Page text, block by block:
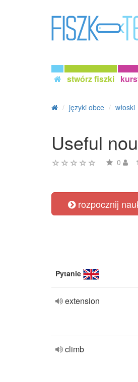
stwórz fiszki
języki obce włoski
Useful
0
rozpocznij
Pytanie
extension
climb